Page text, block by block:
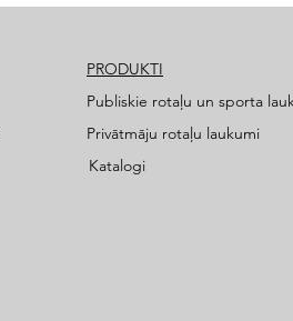
PRODUKTI
Publiskie rotaļu un sporta
Privātmāju rotaļu laukumi
Katalogi